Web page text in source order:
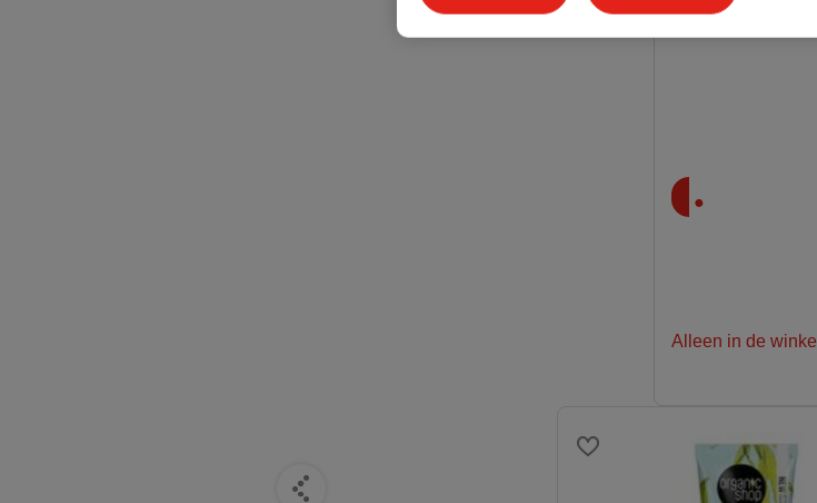
.
Alleen in de winkel